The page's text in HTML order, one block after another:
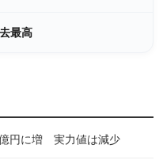
最高
円に増 実力値は減少